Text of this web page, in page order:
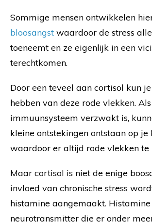
Sommige mensen ontwikkelen
bloosangst waardoor de stress
toeneemt en ze eigenlijk in een
terechtkomen.
Door een teveel aan cortisol kun
hebben van deze rode vlekken.
immuunsysteem verzwakt is,
kleine ontstekingen ontstaan op je
waardoor er altijd rode vlekken te
Maar cortisol is niet de enige
invloed van chronische stress
histamine aangemaakt. Histamine
neurotransmitter die er onder